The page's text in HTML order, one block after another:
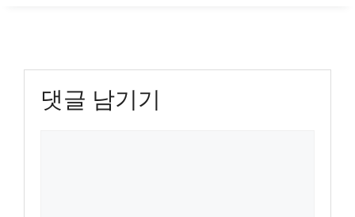
댓글 남기기